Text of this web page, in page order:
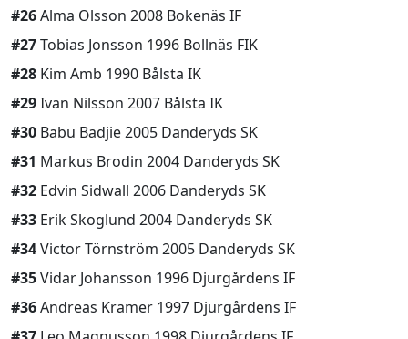
#26Alma Olsson 2008 Bokenäs IF
#27Tobias Jonsson 1996 Bollnäs FIK
#28 Kim Amb 1990 Bålsta IK
#29Ivan Nilsson 2007 Bålsta IK
#30 Babu Badjie 2005 Danderyds SK
#31 Markus Brodin 2004 Danderyds SK
#32 Edvin Sidwall 2006 Danderyds SK
#33 Erik Skoglund 2004 Danderyds SK
#34Victor Törnström 2005 Danderyds SK
#35Vidar Johansson 1996 Djurgårdens IF
#36Andreas Kramer 1997 Djurgårdens IF